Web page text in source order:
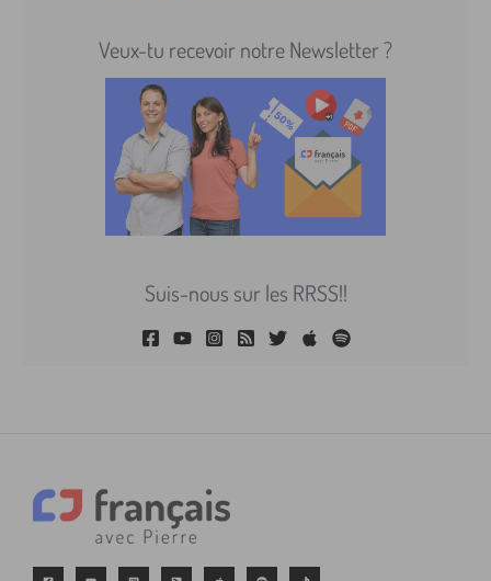
Veux-tu recevoir notre Newsletter ?
Suis-nous sur les RRSS!!